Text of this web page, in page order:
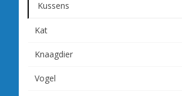
Kussens
Kat
Knaagdier
Vogel